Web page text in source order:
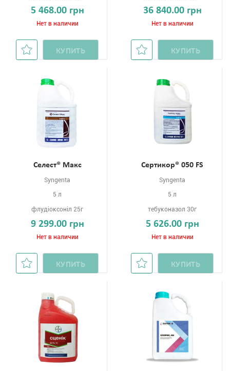
5 468.00 грн
Нет в наличии
КУПИТЬ
36 840.00 грн
Нет в наличии
КУПИТЬ
Селест® Макс
Syngenta
5 л
флудіоксоніл 25г
9 299.00 грн
Нет в наличии
КУПИТЬ
Сертикор® 050 FS
Syngenta
5 л
тебуконазол 30г
5 626.00 грн
Нет в наличии
КУПИТЬ